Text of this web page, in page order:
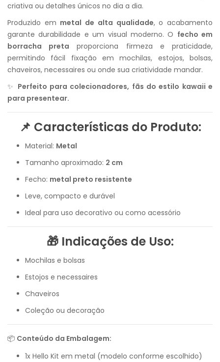
criativa ou detalhes únicos no dia a dia.
Produzido em metal de alta qualidade, o acabamento
garante durabilidade e um visual moderno. O fecho em
borracha preta proporciona firmeza e praticidade,
permitindo fácil fixação em mochilas, estojos, bolsas,
chaveiros, necessaires ou onde sua criatividade mandar.
✨ Perfeito para colecionadores, fãs do estilo kawaii e
para presentear.
📌 Características do Produto:
Material: Metal
Tamanho aproximado: 2 cm
Fecho: metal preto resistente
Leve, compacto e durável
Ideal para uso decorativo ou como acessório
🎁 Indicações de Uso:
Mochilas e bolsas
Estojos e necessaires
Chaveiros
Coleção ou decoração
📦 Conteúdo da Embalagem:
1x Hello Kit em metal (modelo conforme escolhido)